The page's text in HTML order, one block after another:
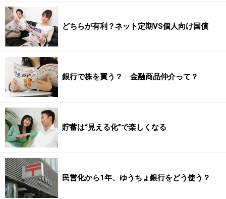
どちらが有利？ネット定期VS個人向け国債
銀行で株を買う？ 金融商品仲介って？
貯蓄は“見える化”で楽しくなる
民営化から1年、ゆうちょ銀行をどう使う？